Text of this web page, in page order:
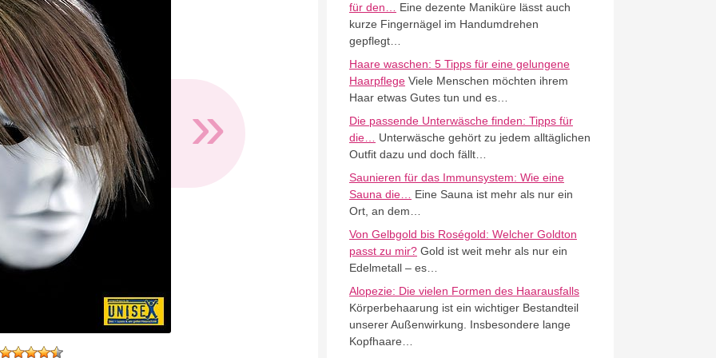
»
für den…
Eine dezente Maniküre lässt auch
kurze Fingernägel im Handumdrehen
gepflegt…
Haare waschen: 5 Tipps für eine gelungene
HaarpflegeViele Menschen möchten ihrem
Haar etwas Gutes tun und es…
Die passende Unterwäsche finden: Tipps für
die…
Unterwäsche gehört zu jedem alltäglichen
Outfit dazu und doch fällt…
Saunieren für das Immunsystem: Wie eine
Sauna die…
Eine Sauna ist mehr als nur ein
Ort, an dem…
Von Gelbgold bis Roségold: Welcher Goldton
passt zu mir?Gold ist weit mehr als nur ein
Edelmetall – es…
Alopezie: Die vielen Formen des Haarausfalls
Körperbehaarung ist ein wichtiger Bestandteil
unserer Außenwirkung. Insbesondere lange
Kopfhaare…